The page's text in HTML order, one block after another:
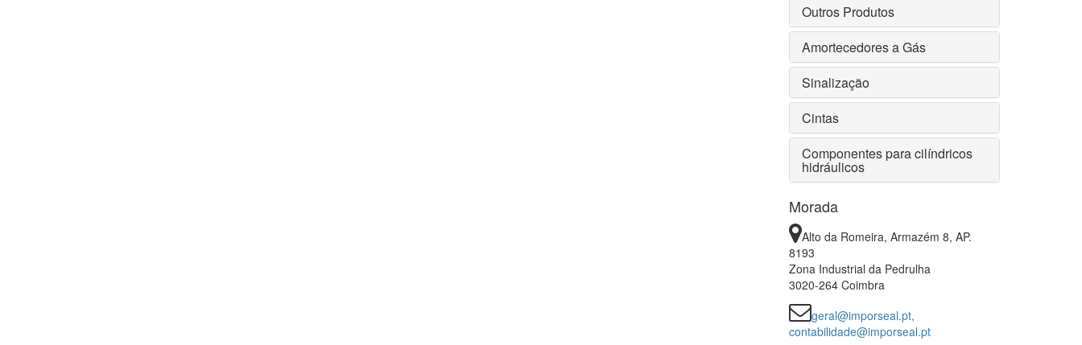
Outros Produtos
Amortecedores a Gás
Sinalização
Cintas
Componentes para cilíndricos
hidráulicos
Morada
Alto da Romeira, Armazém 8, AP.
8193
Zona Industrial da Pedrulha
3020-264 Coimbra
geral@imporseal.pt,
contabilidade@imporseal.pt